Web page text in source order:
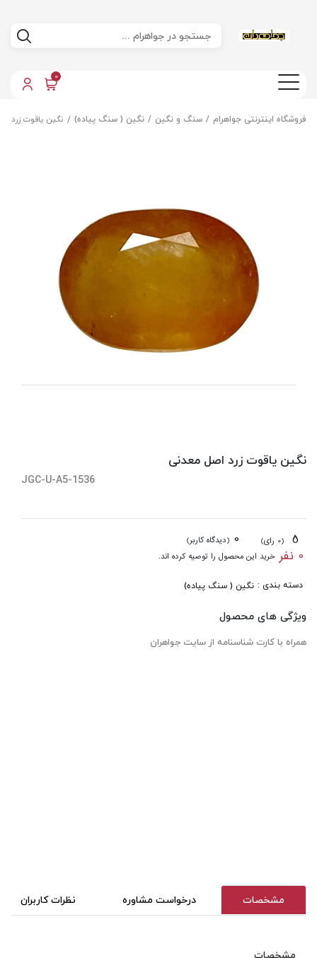
0
فروشگاه اینترنتی جواهرام سنگ و نگین نگین ( سنگ پیاده) نگین یاقوت زرد
نگین یاقوت زرد اصل معدنی
JGC-U-A5-1536
(0 رای) 0 (دیدگاه کاربر)
0 نفر خرید این محصول را توصیه کرده اند.
دسته بندی : نگین ( سنگ پیاده)
ویژگی های محصول
همراه با کارت شناسنامه از سایت جواهران
مشخصات درخواست مشاوره نظرات کاربران